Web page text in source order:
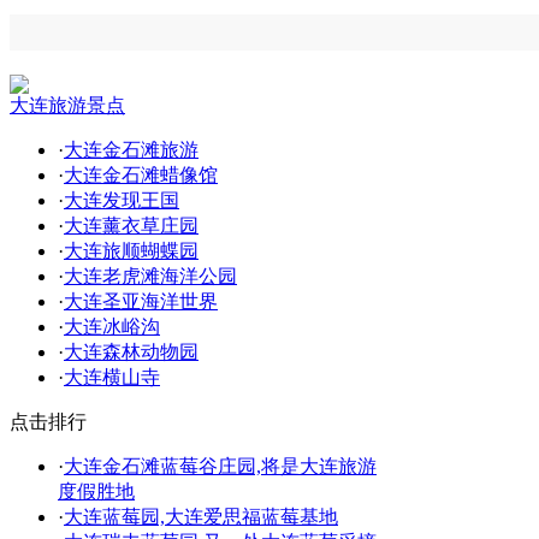
大连旅游景点
·大连金石滩旅游
·大连金石滩蜡像馆
·大连发现王国
·大连薰衣草庄园
·大连旅顺蝴蝶园
·大连老虎滩海洋公园
·大连圣亚海洋世界
·大连冰峪沟
·大连森林动物园
·大连横山寺
点击排行
·大连金石滩蓝莓谷庄园,将是大连旅游
度假胜地
·大连蓝莓园,大连爱思福蓝莓基地